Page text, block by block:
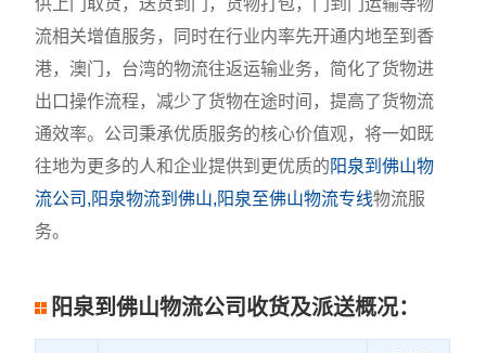
供上门取货，送货到门，货物打包，门到门运输等物
流相关增值服务，同时在行业内率先开通内地至到香
港，澳门，台湾的物流往返运输业务，简化了货物进
出口操作流程，减少了货物在途时间，提高了货物流
通效率。公司秉承优质服务的核心价值观，将一如既
往地为更多的人和企业提供到更优质的 阳泉到佛山物
流公司,阳泉物流到佛山,阳泉至佛山物流专线物流服
务。
阳泉到佛山物流公司收货及派送概况：